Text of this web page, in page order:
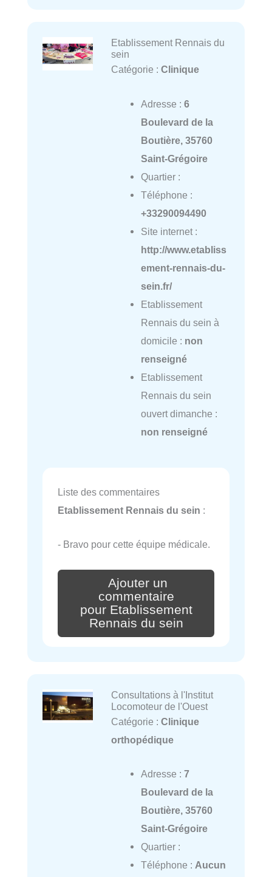
Etablissement Rennais du
sein
Catégorie : Clinique
Adresse : 6
Boulevard de la
Boutière, 35760
Saint-Grégoire
Quartier :
Téléphone :
+33290094490
Site internet :
http://www.etabliss
ement-rennais-du-
sein.fr/
Etablissement
Rennais du sein à
domicile : non
renseigné
Etablissement
Rennais du sein
ouvert dimanche :
non renseigné
Liste des commentaires
Etablissement Rennais du sein :
- Bravo pour cette équipe médicale.
Ajouter un
commentaire
pour Etablissement
Rennais du sein
Consultations à l'Institut
Locomoteur de l'Ouest
Catégorie : Clinique
orthopédique
Adresse : 7
Boulevard de la
Boutière, 35760
Saint-Grégoire
Quartier :
Téléphone : Aucun